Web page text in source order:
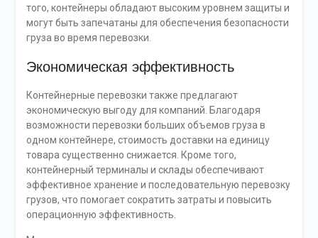
того, контейнеры обладают высоким уровнем защиты и
могут быть запечатаны для обеспечения безопасности
груза во время перевозки.
Экономическая эффективность
Контейнерные перевозки также предлагают
экономическую выгоду для компаний. Благодаря
возможности перевозки больших объемов груза в
одном контейнере, стоимость доставки на единицу
товара существенно снижается. Кроме того,
контейнерный терминалы и склады обеспечивают
эффективное хранение и последовательную перевозку
грузов, что помогает сократить затраты и повысить
операционную эффективность.